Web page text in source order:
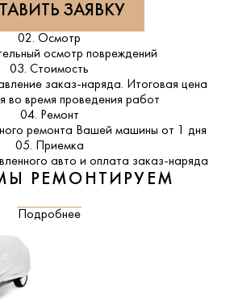
ЗАЯВКУ
02. Осмотр
осмотр повреждений
03. Стоимость
заказ-наряда. Итоговая цена
во время проведения работ
04. Ремонт
ремонта Вашей машины от 1 дня
05. Приемка
авто и оплата заказ-наряда
РЕМОНТИРУЕМ
Подробнее